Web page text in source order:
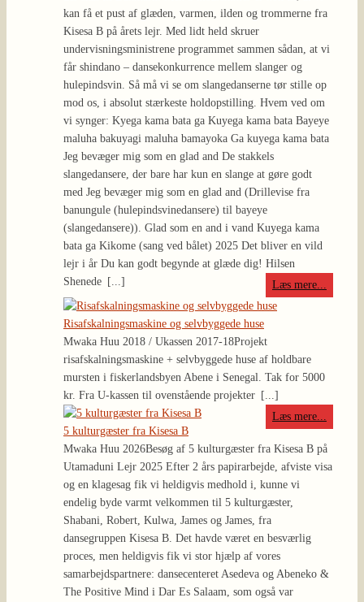
[...] Læs mere...
Risafskalningsmaskine og selvbyggede huse
Mwaka Huu 2018 / Ukassen 2017-18Projekt
risafskalningsmaskine + selvbyggede huse af holdbare
mursten i fiskerlandsbyen Abene i Senegal. Tak for 5000
kr. Fra U-kassen til ovenstående projekter [...]
Læs mere...
5 kulturgæster fra Kisesa B
Mwaka Huu 2026Besøg af 5 kulturgæster fra Kisesa B på
Utamaduni Lejr 2025 Efter 2 års papirarbejde, afviste visa
og en klagesag fik vi heldigvis medhold i, kunne vi
endelig byde varmt velkommen til 5 kulturgæster,
Shabani, Robert, Kulwa, James og James, fra
dansegruppen Kisesa B. Det havde været en besværlig
proces, men heldigvis fik vi stor hjælp af vores
samarbejdspartnere: dansecenteret Asedeva og Abeneko &
The Positive Mind i Dar Es Salaam, som også var